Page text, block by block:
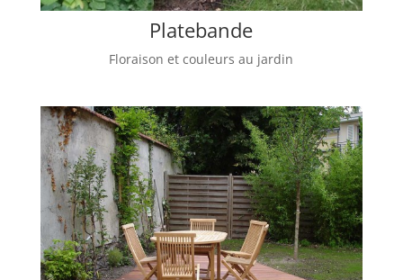
Platebande
Floraison et couleurs au jardin